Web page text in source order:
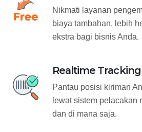
Nikmati layanan
biaya tambahan, lebih
ekstra bagi bisnis Anda.
Realtime Tracking
Pantau posisi kiriman
lewat sistem pelacakan
dan di mana saja.